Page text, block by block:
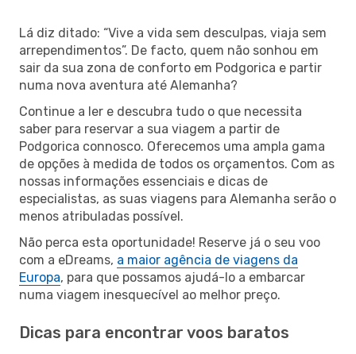
Lá diz ditado: “Vive a vida sem desculpas, viaja sem
arrependimentos”. De facto, quem não sonhou em
sair da sua zona de conforto em Podgorica e partir
numa nova aventura até Alemanha?
Continue a ler e descubra tudo o que necessita
saber para reservar a sua viagem a partir de
Podgorica connosco. Oferecemos uma ampla gama
de opções à medida de todos os orçamentos. Com as
nossas informações essenciais e dicas de
especialistas, as suas viagens para Alemanha serão o
menos atribuladas possível.
Não perca esta oportunidade! Reserve já o seu voo
com a eDreams, a maior agência de viagens da
Europa, para que possamos ajudá-lo a embarcar
numa viagem inesquecível ao melhor preço.
Dicas para encontrar voos baratos